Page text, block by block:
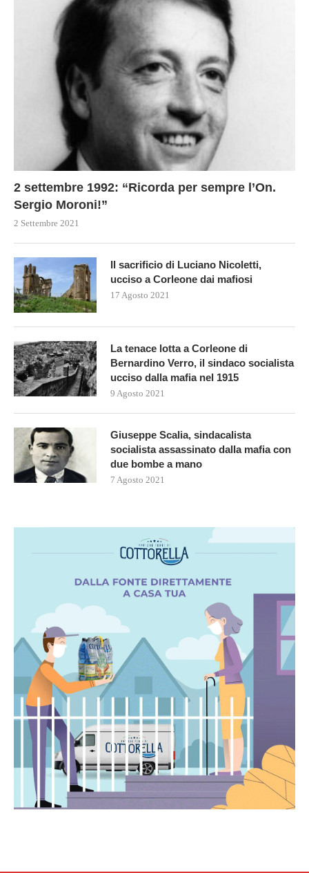
2 settembre 1992: “Ricorda per sempre l’On.
Sergio Moroni!”
2 Settembre 2021
Il sacrificio di Luciano Nicoletti,
ucciso a Corleone dai mafiosi
17 Agosto 2021
La tenace lotta a Corleone di
Bernardino Verro, il sindaco socialista
ucciso dalla mafia nel 1915
9 Agosto 2021
Giuseppe Scalia, sindacalista
socialista assassinato dalla mafia con
due bombe a mano
7 Agosto 2021